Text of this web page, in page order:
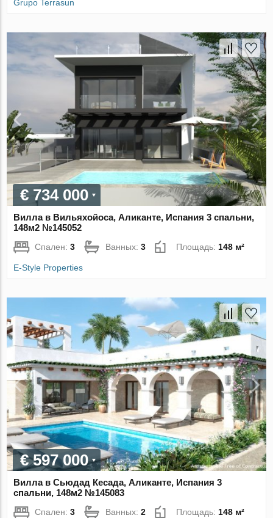
Grupo Terrasun
€ 734 000
Вилла в Вильяхойоса, Аликанте, Испания 3 спальни,
148м2 №145052
Спален:3 Ванных:3 Площадь: 148 м²
E-Style Properties
€ 597 000
Вилла в Сьюдад Кесада, Аликанте, Испания 3
спальни, 148м2 №145083
Спален:3 Ванных:2 Площадь: 148 м²